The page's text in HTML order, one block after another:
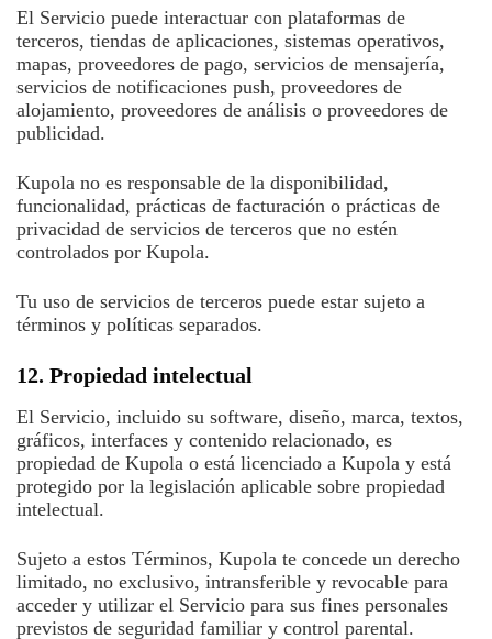
El Servicio puede interactuar con plataformas de
terceros, tiendas de aplicaciones, sistemas operativos,
mapas, proveedores de pago, servicios de mensajería,
servicios de notificaciones push, proveedores de
alojamiento, proveedores de análisis o proveedores de
publicidad.
Kupola no es responsable de la disponibilidad,
funcionalidad, prácticas de facturación o prácticas de
privacidad de servicios de terceros que no estén
controlados por Kupola.
Tu uso de servicios de terceros puede estar sujeto a
términos y políticas separados.
12. Propiedad intelectual
El Servicio, incluido su software, diseño, marca, textos,
gráficos, interfaces y contenido relacionado, es
propiedad de Kupola o está licenciado a Kupola y está
protegido por la legislación aplicable sobre propiedad
intelectual.
Sujeto a estos Términos, Kupola te concede un derecho
limitado, no exclusivo, intransferible y revocable para
acceder y utilizar el Servicio para sus fines personales
previstos de seguridad familiar y control parental.